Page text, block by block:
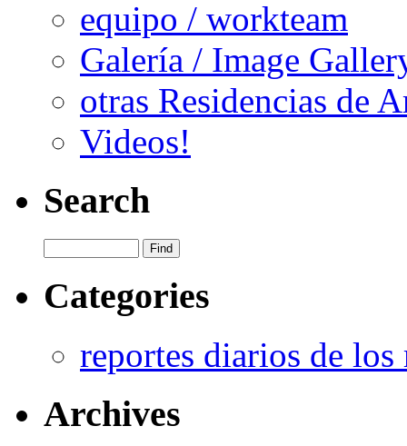
equipo / workteam
Galería / Image
otras Residencias de
Videos!
Search
Categories
reportes diarios de los
Archives